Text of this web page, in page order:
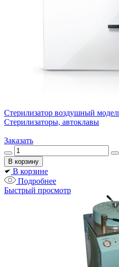
Стерилизатор воздушный
Стерилизаторы, автоклавы
Заказать
В корзине
Подробнее
Быстрый просмотр